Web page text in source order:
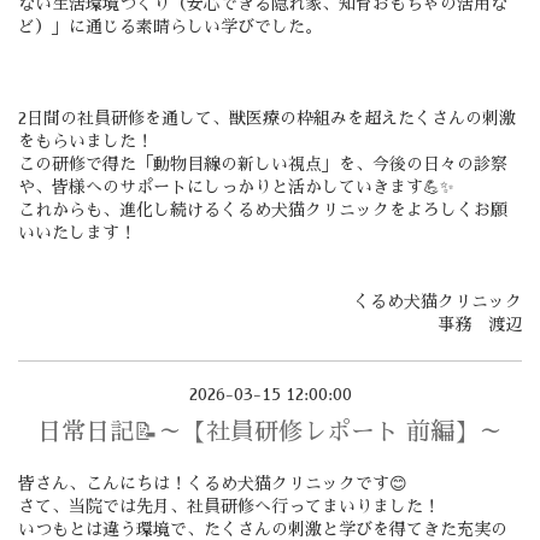
ない生活環境づくり（安心できる隠れ家、知育おもちゃの活用な
ど）」に通じる素晴らしい学びでした。
2日間の社員研修を通して、獣医療の枠組みを超えたくさんの刺激
をもらいました！
この研修で得た「動物目線の新しい視点」を、今後の日々の診察
や、皆様へのサポートにしっかりと活かしていきます💪✨
これからも、進化し続けるくるめ犬猫クリニックをよろしくお願
いいたします！
くるめ犬猫クリニック
事務 渡辺
2026-03-15 12:00:00
日常日記📝～【社員研修レポート 前編】～
皆さん、こんにちは！くるめ犬猫クリニックです😊
さて、当院では先月、 社員研修へ行ってまいりました！
いつもとは違う環境で、たくさんの刺激と学びを得てきた充実の